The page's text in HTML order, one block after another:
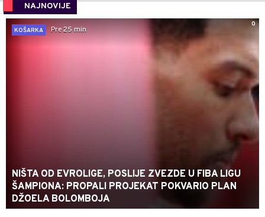
NAJNOVIJE
0
KOŠARKA
Pre 25 min
NIŠTA OD EVROLIGE, POSLIJE ZVEZDE U FIBA LIGU
ŠAMPIONA: PROPALI PROJEKAT POKVARIO PLAN
DŽOELA BOLOMBOJA